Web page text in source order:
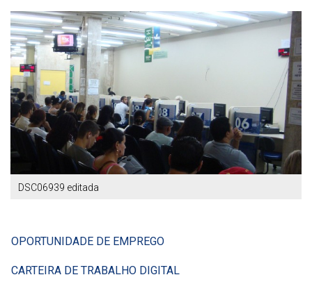
DSC06939 editada
OPORTUNIDADE DE EMPREGO
CARTEIRA DE TRABALHO DIGITAL